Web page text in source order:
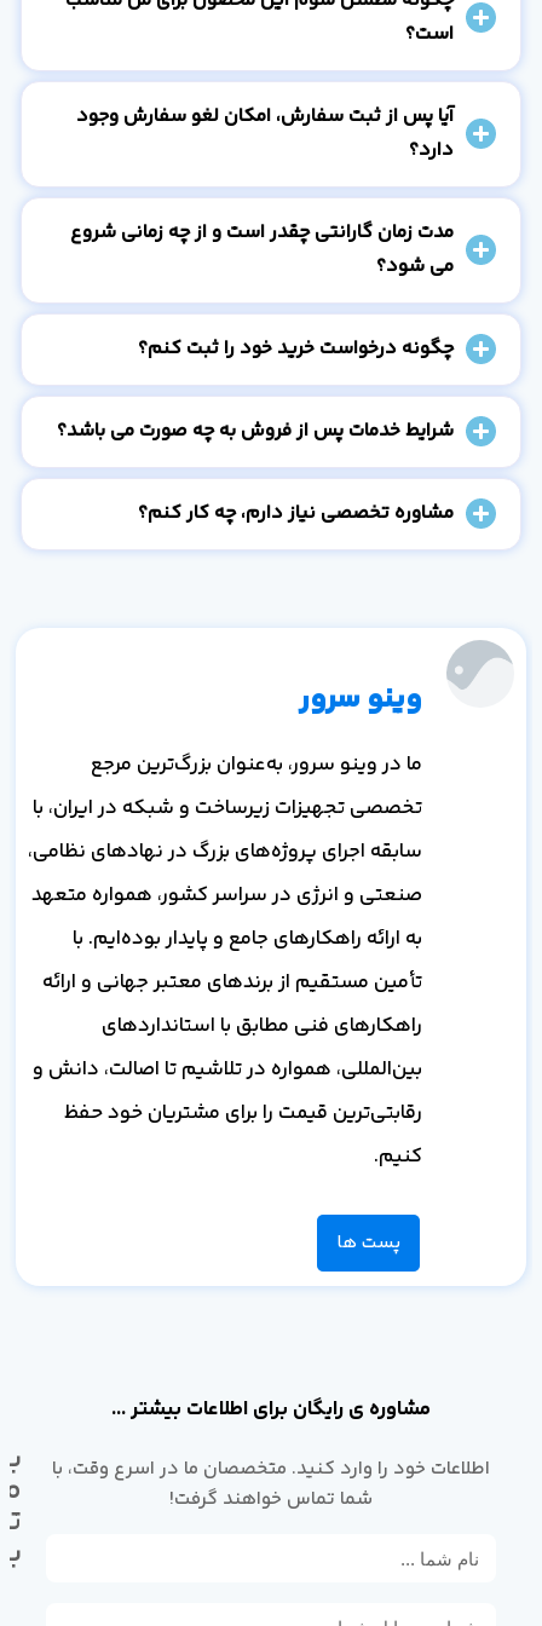
است؟
آیا پس از ثبت سفارش، امکان لغو سفارش وجود
دارد؟
مدت زمان گارانتی چقدر است و از چه زمانی شروع
می شود؟
چگونه درخواست خرید خود را ثبت کنم؟
شرایط خدمات پس از فروش به چه صورت می باشد؟
مشاوره تخصصی نیاز دارم، چه کار کنم؟
وینو سرور
ما در وینو سرور، به‌عنوان بزرگ‌ترین مرجع
تخصصی تجهیزات زیرساخت و شبکه در ایران، با
سابقه اجرای پروژه‌های بزرگ در نهادهای نظامی،
صنعتی و انرژی در سراسر کشور، همواره متعهد
به ارائه راهکارهای جامع و پایدار بوده‌ایم. با
تأمین مستقیم از برندهای معتبر جهانی و ارائه
راهکارهای فنی مطابق با استانداردهای
بین‌المللی، همواره در تلاشیم تا اصالت، دانش و
رقابتی‌ترین قیمت را برای مشتریان خود حفظ
کنیم.
پست ها
مشاوره ی رایگان برای اطلاعات بیشتر ...
اطلاعات خود را وارد کنید. متخصصان ما در اسرع وقت، با
شما تماس خواهند گرفت!
با